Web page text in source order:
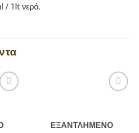
/ 1lt νερό.
ΕΞΑΝΤΛΗΜΈΝΟ